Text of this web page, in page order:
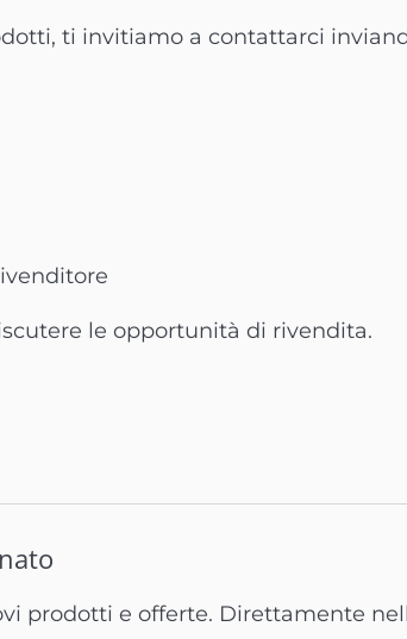
ti invitiamo a contattarci
le opportunità di rivendita.
prodotti e offerte. Direttamente